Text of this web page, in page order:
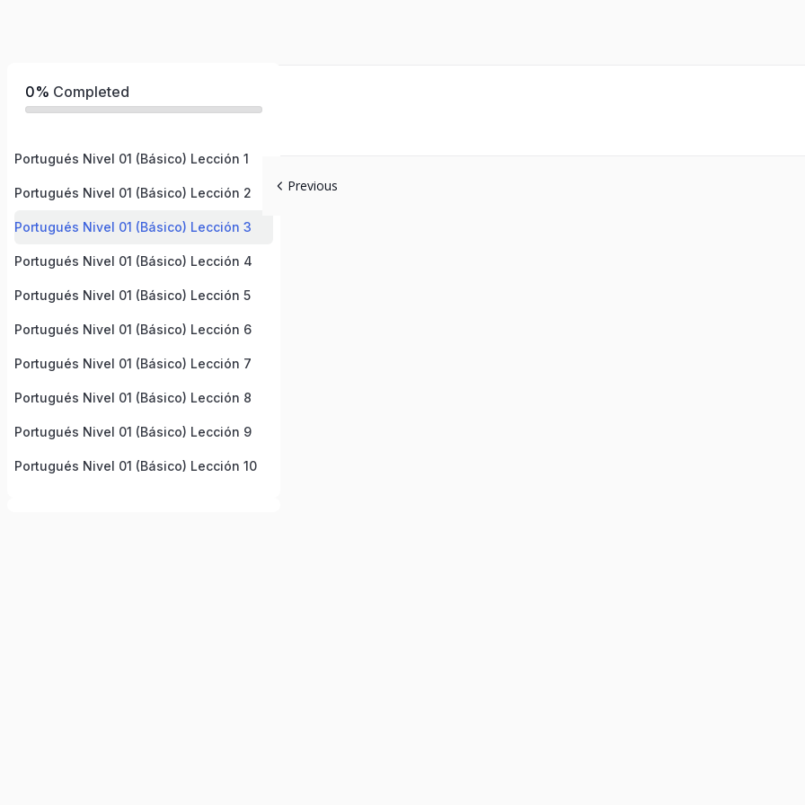
0% Completed
Portugués Nivel 01 (Básico) Lección 1
Portugués Nivel 01 (Básico) Lección 2
Portugués Nivel 01 (Básico) Lección 3
Portugués Nivel 01 (Básico) Lección 4
Portugués Nivel 01 (Básico) Lección 5
Portugués Nivel 01 (Básico) Lección 6
Portugués Nivel 01 (Básico) Lección 7
Portugués Nivel 01 (Básico) Lección 8
Portugués Nivel 01 (Básico) Lección 9
Portugués Nivel 01 (Básico) Lección 10
Previous